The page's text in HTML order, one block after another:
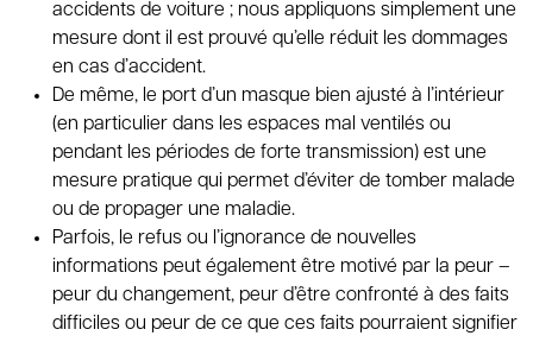
accidents de voiture ; nous appliquons simplement une
mesure dont il est prouvé qu’elle réduit les dommages
en cas d’accident.
De même, le port d’un masque bien ajusté à l’intérieur
(en particulier dans les espaces mal ventilés ou
pendant les périodes de forte transmission) est une
mesure pratique qui permet d’éviter de tomber malade
ou de propager une maladie.
Parfois, le refus ou l’ignorance de nouvelles
informations peut également être motivé par la peur –
peur du changement, peur d’être confronté à des faits
difficiles ou peur de ce que ces faits pourraient signifier